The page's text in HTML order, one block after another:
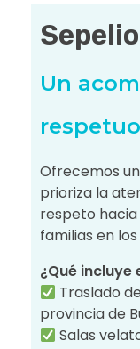
Sepelio
Un
Ofrecemos
prioriza la
respeto hacia
familias en
¿Qué incluye
Traslado
provincia de
Salas